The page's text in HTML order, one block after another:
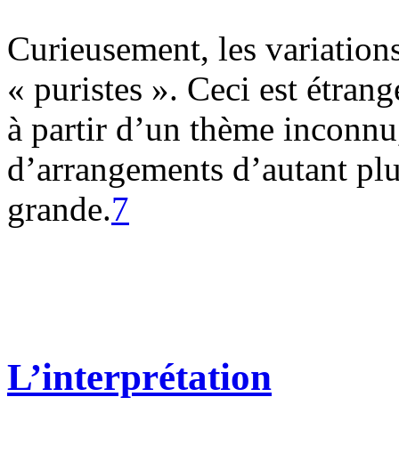
Curieusement, les
« puristes ». Ceci est
à partir d’un thème
d’arrangements d’autant
grande.7
L’interprétation